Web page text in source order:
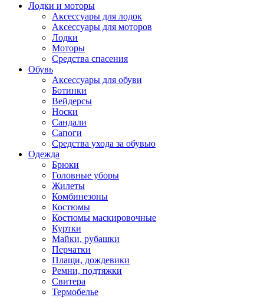
Лодки и моторы
Аксессуары для лодок
Аксессуары для моторов
Лодки
Моторы
Средства спасения
Обувь
Аксессуары для обуви
Ботинки
Вейдерсы
Носки
Сандали
Сапоги
Средства ухода за обувью
Одежда
Брюки
Головные уборы
Жилеты
Комбинезоны
Костюмы
Костюмы маскировочные
Куртки
Майки, рубашки
Перчатки
Плащи, дождевики
Ремни, подтяжки
Свитера
Термобелье